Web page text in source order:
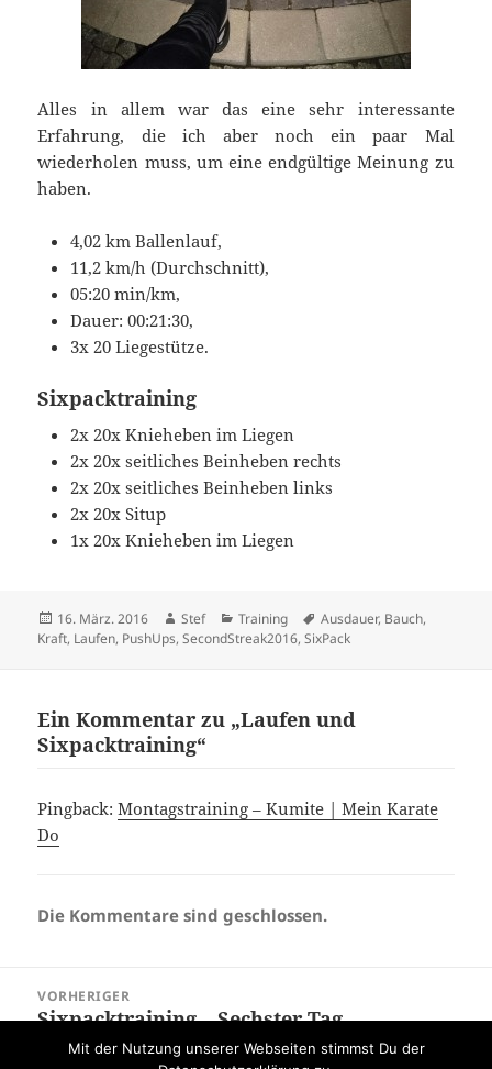
Alles in allem war das eine sehr interessante
Erfahrung, die ich aber noch ein paar Mal
wiederholen muss, um eine endgültige Meinung zu
haben.
4,02 km Ballenlauf,
11,2 km/h (Durchschnitt),
05:20 min/km,
Dauer: 00:21:30,
3x 20 Liegestütze.
Sixpacktraining
2x 20x Knieheben im Liegen
2x 20x seitliches Beinheben rechts
2x 20x seitliches Beinheben links
2x 20x Situp
1x 20x Knieheben im Liegen
Veröffentlicht
am
16. März. 2016 Autor
Stef Kategorien
Training Schlagwörter
Ausdauer, Bauch,
Kraft, Laufen, PushUps,SecondStreak2016,SixPack
Ein Kommentar zu „Laufen und
Sixpacktraining“
Pingback:Montagstraining – Kumite | Mein Karate
Do
Die Kommentare sind geschlossen.
VORHERIGER
Vorheriger
Beitrag:
Sixpacktraining – Sechster Tag
Mit der Nutzung unserer Webseiten stimmst Du der